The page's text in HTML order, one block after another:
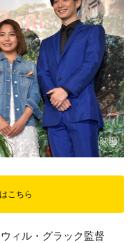
こちら
ィル・グラック監督